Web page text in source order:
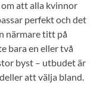
om att alla kvinnor
perfekt och det
närmare titt på
bara en eller två
byst – utbudet är
att välja bland.